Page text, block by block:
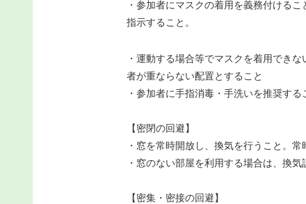
・参加者にマスクの着用を義務付ける
指示すること。
・運動する場合等でマスクを着用でき
者が重ならない配置とすること
・参加者に手指消毒・手洗いを推奨する
【密閉の回避】
・窓を常時開放し、換気を行うこと。
・窓のない部屋を利用する場合は、換
【密集・密接の回避】